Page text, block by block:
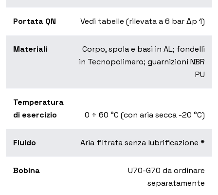
Portata QN Vedi tabelle (rilevata a 6 bar Δp 1)
Materiali
Corpo, spola e basi in AL; fondelli
in Tecnopolimero; guarnizioni NBR
PU
Temperatura
di esercizio
0 ÷ 60 °C (con aria secca -20 °C)
Fluido Aria filtrata senza lubrificazione *
Bobina
U70-G70 da ordinare
separatamente